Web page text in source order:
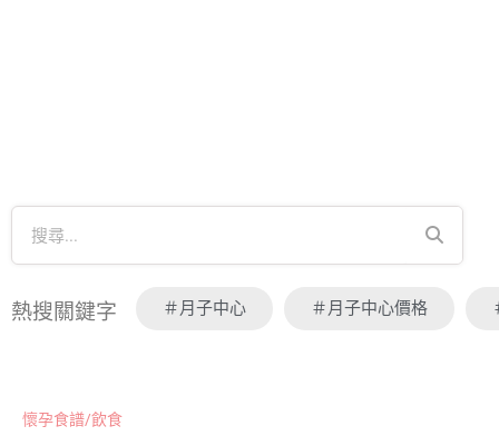
熱搜關鍵字 ＃月子中心 ＃月子中心價格
懷孕食譜/飲食